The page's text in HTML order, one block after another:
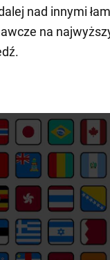
nad innymi
na